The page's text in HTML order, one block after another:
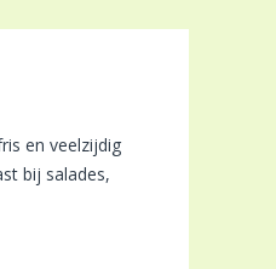
en veelzijdig
bij salades,